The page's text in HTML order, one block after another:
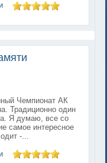
Чемпионат АК
Традиционно один
Я думаю, все со
самое интересное
-...